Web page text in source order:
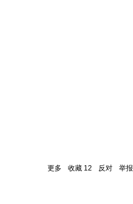
更多 收藏 12 反对 举报